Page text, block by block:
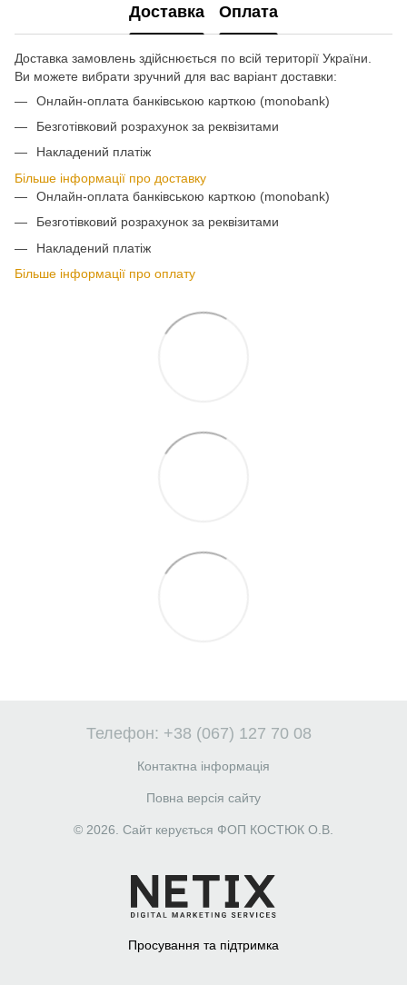
Доставка Оплата
Доставка замовлень здійснюється по всій території України.
Ви можете вибрати зручний для вас варіант доставки:
Онлайн-оплата банківською карткою (monobank)
Безготівковий розрахунок за реквізитами
Накладений платіж
Більше інформації про доставку
Онлайн-оплата банківською карткою (monobank)
Безготівковий розрахунок за реквізитами
Накладений платіж
Більше інформації про оплату
Телефон: +38 (067) 127 70 08
Контактна інформація
Повна версія сайту
© 2026. Сайт керується ФОП КОСТЮК О.В.
Просування та підтримка